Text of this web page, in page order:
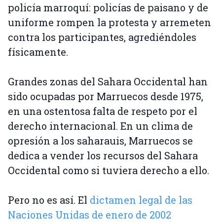
policía marroquí: policías de paisano y de
uniforme rompen la protesta y arremeten
contra los participantes, agrediéndoles
físicamente.
Grandes zonas del Sahara Occidental han
sido ocupadas por Marruecos desde 1975,
en una ostentosa falta de respeto por el
derecho internacional. En un clima de
opresión a los saharauis, Marruecos se
dedica a vender los recursos del Sahara
Occidental como si tuviera derecho a ello.
Pero no es así. El dictamen legal de las
Naciones Unidas de enero de 2002